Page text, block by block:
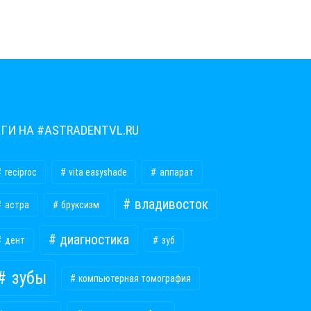
НА #ASTRADENTVL.RU
reciproc vita easyshade аппарат
астра бруксизм владивосток
дент диагностика зуб
зубы компьютерная томография